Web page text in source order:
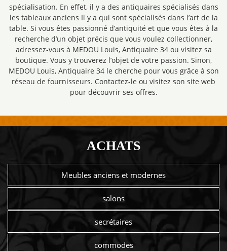
spécialisation. En effet, il y a des antiquaires spécialisés dans
les tableaux anciens Il y a qui sont spécialisés dans l’art de la
table. Si vous êtes passionné d’antiquité et que vous êtes à la
recherche d’un objet précis que vous voulez collectionner,
adressez-vous à MEDOU Louis, Antiquaire 34 ou visitez sa
boutique. Vous y trouverez l’objet de votre passion. Sinon,
MEDOU Louis, Antiquaire 34 le cherche pour vous grâce à son
réseau de fournisseurs. Contactez-le ou visitez son site web
pour découvrir ses offres.
ACHATS
Meubles anciens et modernes
salons
secrétaires
commodes